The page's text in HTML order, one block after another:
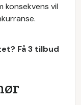
konsekvens vil
Få 3 tilbud